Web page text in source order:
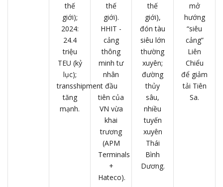
thế
giới);
2024:
24.4
triệu
TEU (kỷ
lục);
transshipment
tăng
mạnh.
thế
giới).
HHIT -
cảng
thông
minh tư
nhân
đầu
tiên của
VN vừa
khai
trương
(APM
Terminals
+
Hateco).
thế
giới),
đón tàu
siêu lớn
thường
xuyên;
đường
thủy
sâu,
nhiều
tuyến
xuyên
Thái
Bình
Dương.
mở
hướng
“siêu
cảng”
Liên
Chiểu
để giảm
tải Tiên
Sa.